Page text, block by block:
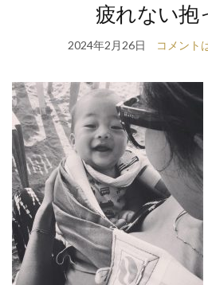
疲れない抱
2024年2月26日 コメント